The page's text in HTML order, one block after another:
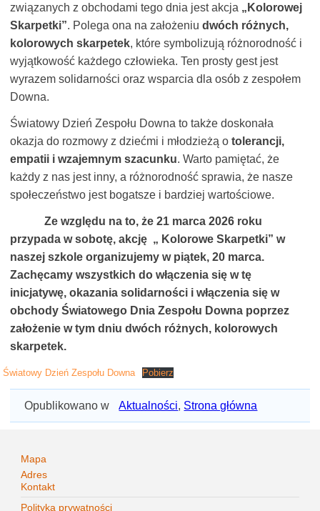
związanych z obchodami tego dnia jest akcja „Kolorowej
Skarpetki”. Polega ona na założeniudwóch różnych,
kolorowych skarpetek, które symbolizują różnorodność i
wyjątkowość każdego człowieka. Ten prosty gest jest
wyrazem solidarności oraz wsparcia dla osób z zespołem
Downa.
Światowy Dzień Zespołu Downa to także doskonała
okazja do rozmowy z dziećmi i młodzieżą otolerancji,
empatii i wzajemnym szacunku. Warto pamiętać, że
każdy z nas jest inny, a różnorodność sprawia, że nasze
społeczeństwo jest bogatsze i bardziej wartościowe.
Ze względu na to, że 21 marca 2026 roku
przypada w sobotę, akcję „ Kolorowe Skarpetki” w
naszej szkole organizujemy w piątek, 20 marca.
Zachęcamy wszystkich do włączenia się w tę
inicjatywę, okazania solidarności i włączenia się w
obchody Światowego Dnia Zespołu Downa poprzez
założenie w tym dniu dwóch różnych, kolorowych
skarpetek.
Światowy Dzień Zespołu Downa Pobierz
Opublikowano w Aktualności, Strona główna
Mapa
Adres
Kontakt
Polityka prywatności